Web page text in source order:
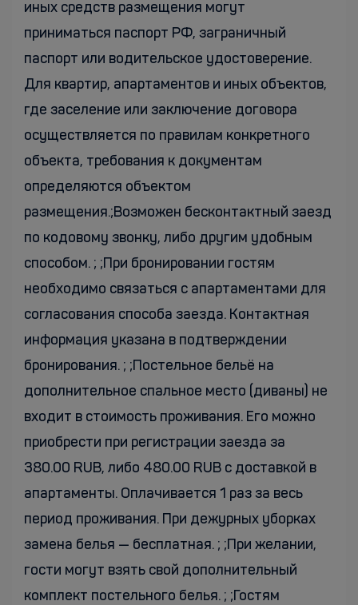
иных средств размещения могут
приниматься паспорт РФ, заграничный
паспорт или водительское удостоверение.
Для квартир, апартаментов и иных объектов,
где заселение или заключение договора
осуществляется по правилам конкретного
объекта, требования к документам
определяются объектом
размещения.;Возможен бесконтактный заезд
по кодовому звонку, либо другим удобным
способом. ; ;При бронировании гостям
необходимо связаться с апартаментами для
согласования способа заезда. Контактная
информация указана в подтверждении
бронирования. ; ;Постельное бельё на
дополнительное спальное место (диваны) не
входит в стоимость проживания. Его можно
приобрести при регистрации заезда за
380.00 RUB, либо 480.00 RUB с доставкой в
апартаменты. Оплачивается 1 раз за весь
период проживания. При дежурных уборках
замена белья — бесплатная. ; ;При желании,
гости могут взять свой дополнительный
комплект постельного белья. ; ;Гостям